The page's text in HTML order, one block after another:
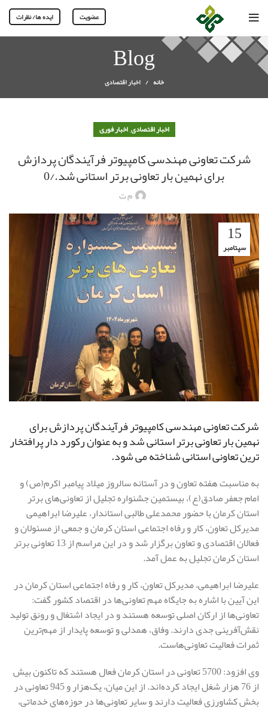
عضویت ایده ها/ نظرات
Blog
خانه اخبار اقتصادی
اخبار اقتصادی,اخبار فوری
شرکت تعاونی مهندسی کامپیوتر فرآیندگان پردازش
برای نهمین بار تعاونی برتر استانی شد./0
م ت
15
سپتامبر
شرکت تعاونی مهندسی کامپیوتر فرآیندگان پردازش برای
نهمین بار تعاونی برتر استانی شد و به عنوان رکورد دار پرافتخار
ترین تعاونی استانی شناخته می شود.
به مناسبت هفته تعاون و در آستانه سالروز میلاد پیامبر اکرم(ص) و
امام جعفر صادق(ع)، بیستمین جشنواره تجلیل از تعاونی‌های برتر
استان کرمان با حضور محمدعلی طالبی استاندار، علیرضا ابراهیمی
مدیرکل تعاون، کار و رفاه اجتماعی استان کرمان و جمعی از مسئولان و
فعالان اقتصادی و تعاون برگزار شد و در این مراسم از 13 تعاونی برتر
استان کرمان تجلیل به عمل آمد.
علیرضا ابراهیمی، مدیرکل تعاون، کار و رفاه اجتماعی استان کرمان در
این آیین با اشاره به جایگاه مهم تعاونی‌ها در اقتصاد کشور گفت:
تعاونی‌ها از ارکان اصلی توسعه هستند و در ایجاد اشتغال و رونق تولید
نقش‌آفرینی جدی دارند. وفاق، همدلی و توسعه پایدار از مهم‌ترین
ثمرات فعالیت تعاونی‌هاست.
وی افزود: 5700 تعاونی در استان کرمان فعال هستند که تاکنون بیش
از 76 هزار شغل ایجاد کرده‌اند. از این میان، یک‌هزار و 945 تعاونی در
بخش کشاورزی فعالیت دارند و سایر تعاونی‌ها در حوزه‌های خدماتی،